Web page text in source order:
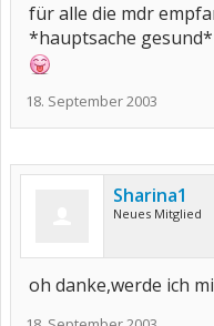
für alle die mdr
*hauptsache
18. September 2003
Sharina1
Neues Mitglied
oh danke,werde ich